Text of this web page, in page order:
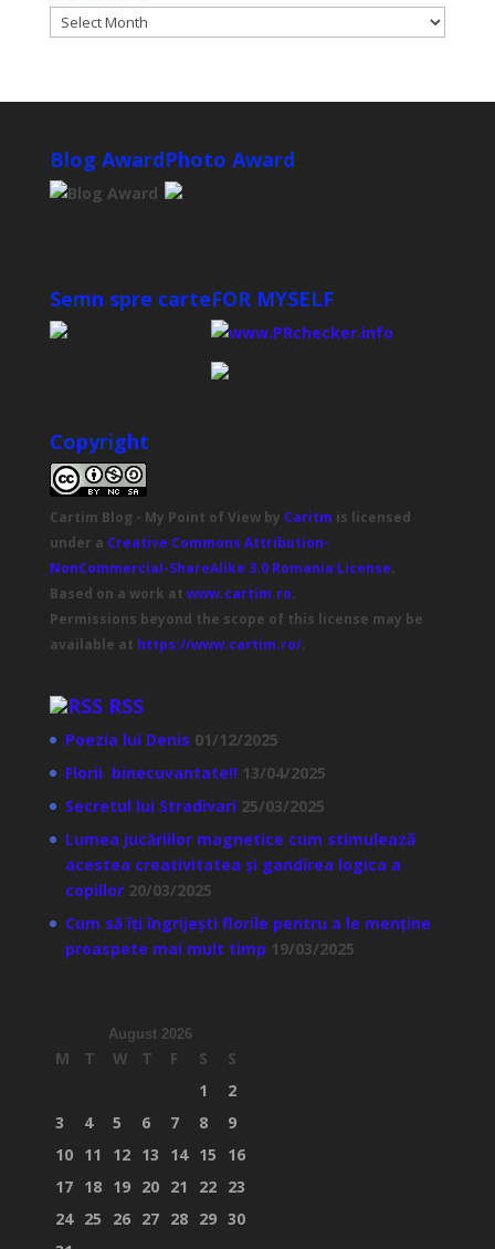
ARCHIVES
Blog AwardPhoto Award
Semn spre carteFOR MYSELF
Copyright
Cartim Blog - My Point of Viewby Caritm is licensed
under a Creative Commons Attribution-
NonCommercial-ShareAlike 3.0 Romania License.
Based on a work at www.cartim.ro.
Permissions beyond the scope of this license may be
available at https://www.cartim.ro/.
RSS
Poezia lui Denis 01/12/2025
Florii binecuvantate!! 13/04/2025
Secretul lui Stradivari 25/03/2025
Lumea jucăriilor magnetice cum stimulează
acestea creativitatea și gandirea logica a
copiilor 20/03/2025
Cum să îți îngrijești florile pentru a le menține
proaspete mai mult timp 19/03/2025
August 2026
M T W T F S
S
1
2
3
4 5 6 7 8
9
10 11 12 13 14 15
16
17 18 19 20 21 22 23
24 25 26 27 28 29 30